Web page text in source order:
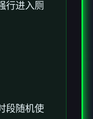
行进入厕
段随机使